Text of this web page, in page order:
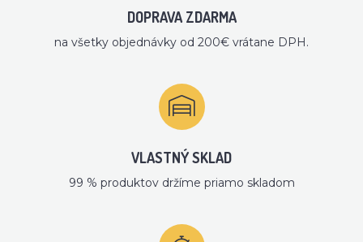
DOPRAVA ZDARMA
na všetky objednávky od 200€ vrátane DPH.
VLASTNÝ SKLAD
99 % produktov držíme priamo skladom